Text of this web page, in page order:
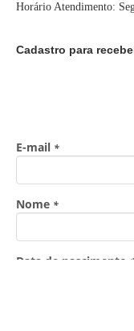
Horário Atendimento:
Cadastro para